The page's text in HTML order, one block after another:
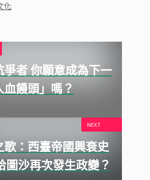
化
爭者 你願意成為下一
饅頭」嗎？
歌：西臺帝國興衰史
圖沙再次發生政變？
NEXT